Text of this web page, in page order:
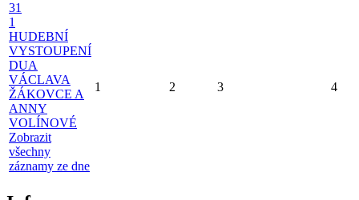
31
1
HUDEBNÍ
VYSTOUPENÍ
DUA
VÁCLAVA
ŽÁKOVCE A
ANNY
VOLÍNOVÉ
Zobrazit
všechny
záznamy ze dne
1 2 3 4